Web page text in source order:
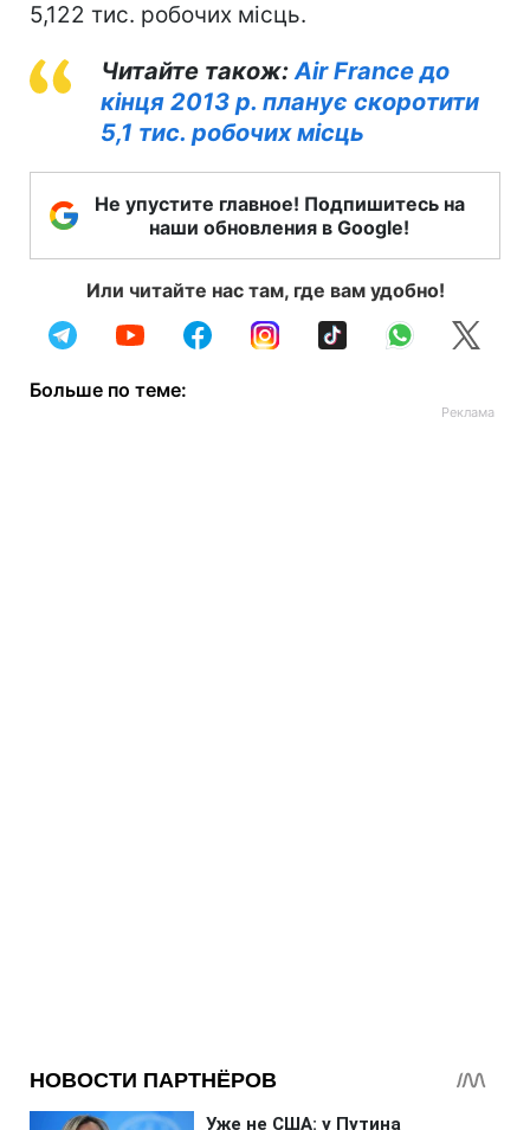
5,122 тис. робочих місць.
Читайте також:Air France до
кінця 2013 р. планує скоротити
5,1 тис. робочих місць
Не упустите главное! Подпишитесь на
наши обновления в Google!
Или читайте нас там, где вам удобно!
Больше по теме: